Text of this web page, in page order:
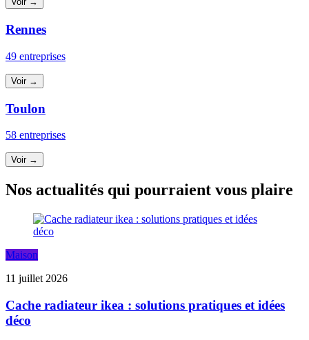
Rennes
49 entreprises
Voir →
Toulon
58 entreprises
Voir →
Nos actualités qui pourraient vous plaire
Maison
11 juillet 2026
Cache radiateur ikea : solutions pratiques et idées
déco